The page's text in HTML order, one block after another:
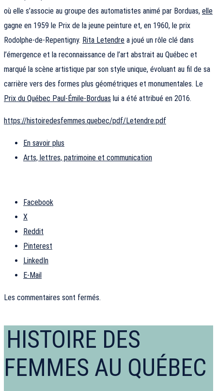
où elle s’associe au groupe des automatistes animé par Borduas, elle
gagne en 1959 le Prix de la jeune peinture et, en 1960, le prix
Rodolphe-de-Repentigny. Rita Letendre a joué un rôle clé dans
l’émergence et la reconnaissance de l’art abstrait au Québec et
marqué la scène artistique par son style unique, évoluant au fil de sa
carrière vers des formes plus géométriques et monumentales. Le
Prix du Québec Paul-Émile-Borduas lui a été attribué en 2016.
https://histoiredesfemmes.quebec/pdf/Letendre.pdf
En savoir plus
Arts, lettres, patrimoine et communication
Facebook
X
Reddit
Pinterest
LinkedIn
E-Mail
Les commentaires sont fermés.
HISTOIRE DES
FEMMES AU QUÉBEC